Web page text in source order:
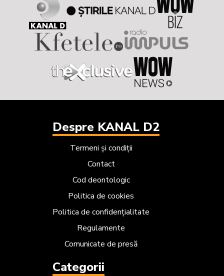
Despre KANAL D2
Termeni și condiții
Contact
Cod deontologic
Politica de cookies
Politica de confidențialitate
Regulamente
Comunicate de presă
Categorii